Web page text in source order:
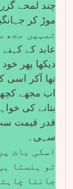
چند لمحے
موڑ کر
تمہیں مجھ
عابد کے
دیکھا پھر
تھا آکر اسی
اب مجھے کچھ
بتانے کی
قدر قیمت سب
سہی۔
اسکی بات
تو ہنستا
جاننا